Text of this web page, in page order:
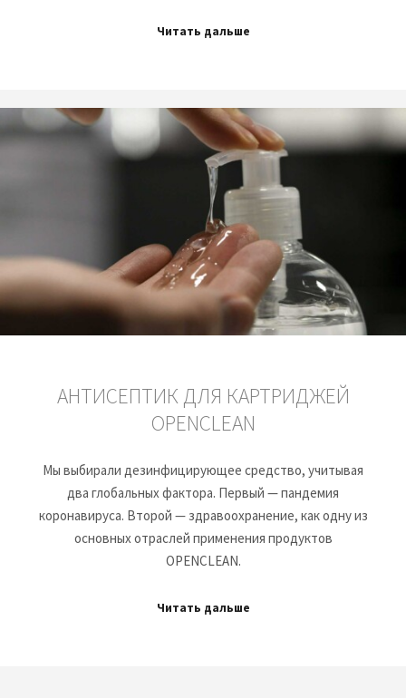
Читать дальше
АНТИСЕПТИК ДЛЯ КАРТРИДЖЕЙ
OPENCLEAN
Мы выбирали дезинфицирующее средство, учитывая
два глобальных фактора. Первый — пандемия
коронавируса. Второй — здравоохранение, как одну из
основных отраслей применения продуктов
OPENCLEAN.
Читать дальше